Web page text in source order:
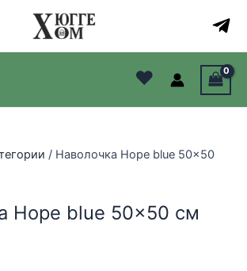
♥
/ Наволочка Hope blue 50×50
Hope blue 50×50 см